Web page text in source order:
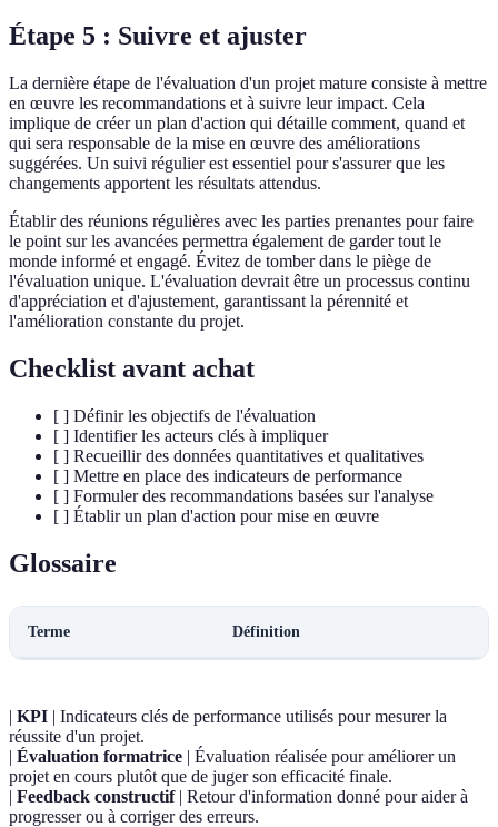
Étape 5 : Suivre et ajuster
La dernière étape de l'évaluation d'un projet mature consiste à mettre
en œuvre les recommandations et à suivre leur impact. Cela
implique de créer un plan d'action qui détaille comment, quand et
qui sera responsable de la mise en œuvre des améliorations
suggérées. Un suivi régulier est essentiel pour s'assurer que les
changements apportent les résultats attendus.
Établir des réunions régulières avec les parties prenantes pour faire
le point sur les avancées permettra également de garder tout le
monde informé et engagé. Évitez de tomber dans le piège de
l'évaluation unique. L'évaluation devrait être un processus continu
d'appréciation et d'ajustement, garantissant la pérennité et
l'amélioration constante du projet.
Checklist avant achat
[ ] Définir les objectifs de l'évaluation
[ ] Identifier les acteurs clés à impliquer
[ ] Recueillir des données quantitatives et qualitatives
[ ] Mettre en place des indicateurs de performance
[ ] Formuler des recommandations basées sur l'analyse
[ ] Établir un plan d'action pour mise en œuvre
Glossaire
Terme Définition
| KPI | Indicateurs clés de performance utilisés pour mesurer la
réussite d'un projet.
| Évaluation formatrice | Évaluation réalisée pour améliorer un
projet en cours plutôt que de juger son efficacité finale.
| Feedback constructif| Retour d'information donné pour aider à
progresser ou à corriger des erreurs.